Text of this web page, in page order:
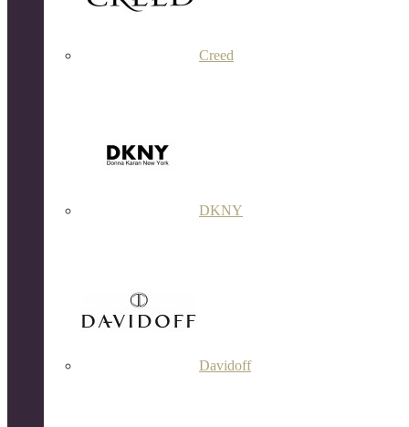
Creed
DKNY
Davidoff